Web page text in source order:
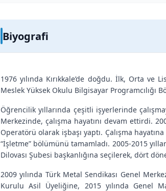
Biyografi
1976 yılında Kırıkkale’de doğdu. İlk, Orta ve
Meslek Yüksek Okulu Bilgisayar Programcılığı
Öğrencilik yıllarında çeşitli işyerlerinde
Merkezinde, çalışma hayatını devam ettirdi.
Operatörü olarak işbaşı yaptı. Çalışma
“İşletme” bölümünü tamamladı. 2005-2015
Dilovası Şubesi başkanlığına seçilerek, dört
2009 yılında Türk Metal Sendikası Genel
Kurulu Asil Üyeliğine, 2015 yılında Genel